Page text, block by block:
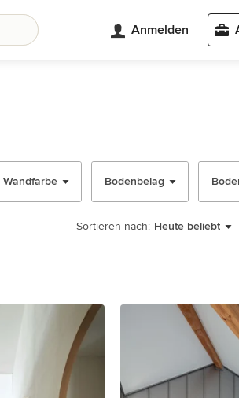
Anmelden
Wandfarbe Bodenbelag
Sortieren nach: Heute beliebt